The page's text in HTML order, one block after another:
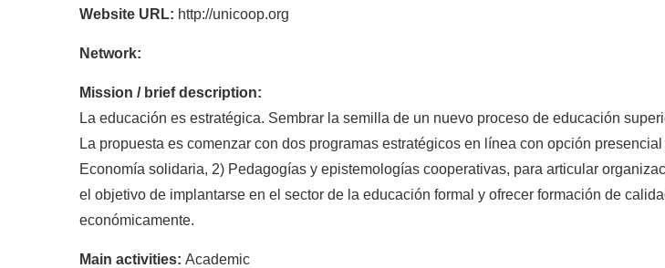
Website URL: http://unicoop.org
Network:
Mission / brief description:
La educación es estratégica. Sembrar la semilla de un nuevo proceso de educación
La propuesta es comenzar con dos programas estratégicos en línea con opción
Economía solidaria, 2) Pedagogías y epistemologías cooperativas, para articular
el objetivo de implantarse en el sector de la educación formal y ofrecer formación de
económicamente.
Main activities: Academic